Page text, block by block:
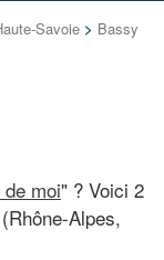
Savoie > Bassy
moi" ? Voici 2
Alpes,